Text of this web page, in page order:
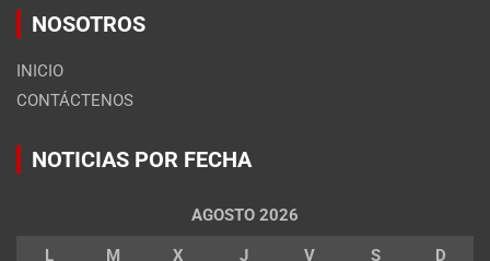
NOSOTROS
INICIO
CONTÁCTENOS
NOTICIAS POR FECHA
AGOSTO 2026
L M X J V S D